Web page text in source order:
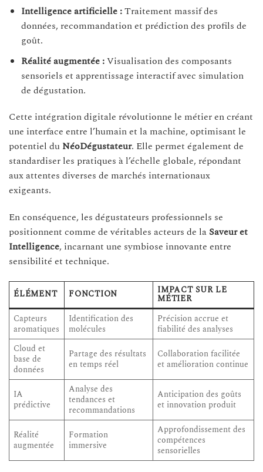
Intelligence artificielle :Traitement massif des
données, recommandation et prédiction des profils de
goût.
Réalité augmentée :Visualisation des composants
sensoriels et apprentissage interactif avec simulation
de dégustation.
Cette intégration digitale révolutionne le métier en créant
une interface entre l’humain et la machine, optimisant le
potentiel du NéoDégustateur. Elle permet également de
standardiser les pratiques à l’échelle globale, répondant
aux attentes diverses de marchés internationaux
exigeants.
En conséquence, les dégustateurs professionnels se
positionnent comme de véritables acteurs de la Saveur et
Intelligence, incarnant une symbiose innovante entre
sensibilité et technique.
ÉLÉMENT FONCTION IMPACT SUR LE
MÉTIER
Capteurs
aromatiques
Identification des
molécules
Précision accrue et
fiabilité des analyses
Cloud et
base de
données
Partage des résultats
en temps réel
Collaboration facilitée
et amélioration continue
IA
prédictive
Analyse des
tendances et
recommandations
Anticipation des goûts
et innovation produit
Réalité
augmentée
Formation
immersive
Approfondissement des
compétences
sensorielles